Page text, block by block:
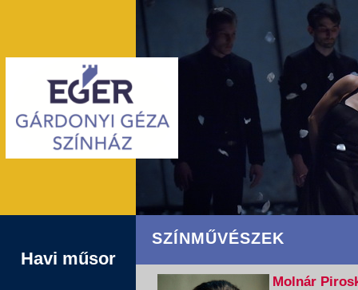
Havi műsor
SZÍNMŰVÉSZEK
Molnár